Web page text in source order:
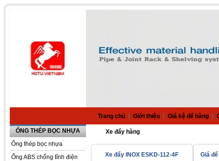
Trang chủ Giới thiệu Giá kệ để hàng
ỐNG THÉP BỌC NHỰA
Ống thép bọc nhựa
Ống ABS chống tĩnh điện
Xe đẩy hàng
Xe đẩy INOX ESKD-112-4F Giá